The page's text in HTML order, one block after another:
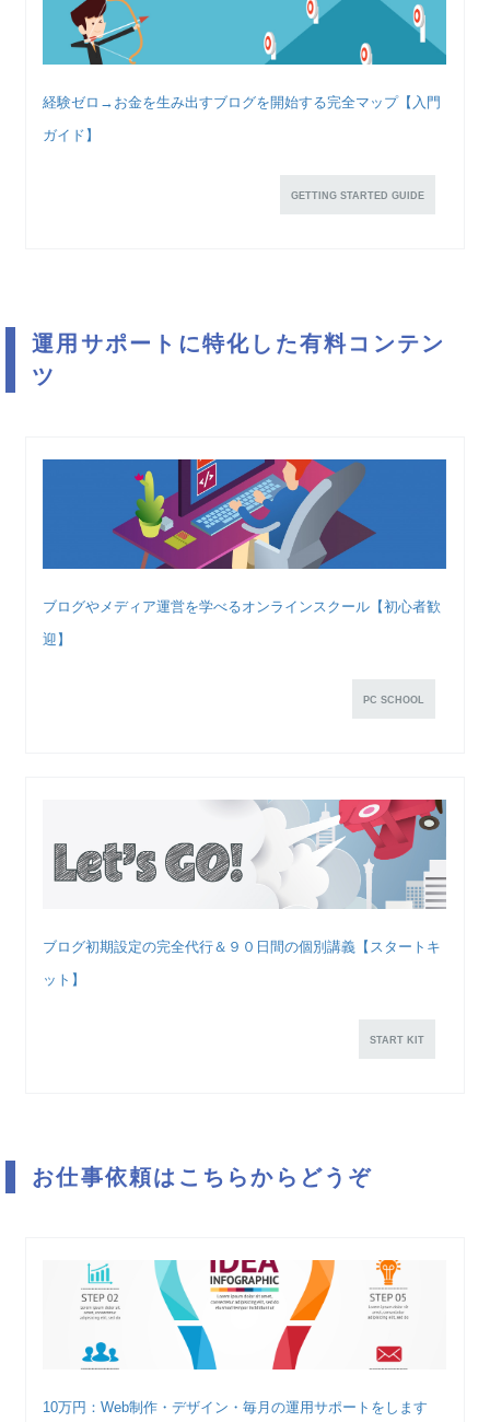
経験ゼロ→お金を生み出すブログを開始する完全マップ【入門
ガイド】
GETTING STARTED GUIDE
運用サポートに特化した有料コンテン
ツ
ブログやメディア運営を学べるオンラインスクール【初心者歓
迎】
PC SCHOOL
ブログ初期設定の完全代行＆９０日間の個別講義【スタートキ
ット】
START KIT
お仕事依頼はこちらからどうぞ
10万円：Web制作・デザイン・毎月の運用サポートをします